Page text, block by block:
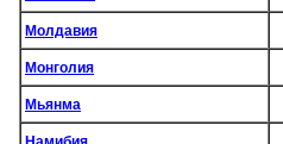
Молдавия
Монголия
Мьянма